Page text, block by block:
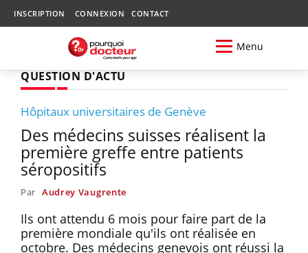
INSCRIPTION CONNEXION CONTACT
Menu
QUESTION D'ACTU
Hôpitaux universitaires de Genève
Des médecins suisses réalisent la
première greffe entre patients
séropositifs
Par Audrey Vaugrente
Ils ont attendu 6 mois pour faire part de la
première mondiale qu'ils ont réalisée en
octobre. Des médecins genevois ont réussi la